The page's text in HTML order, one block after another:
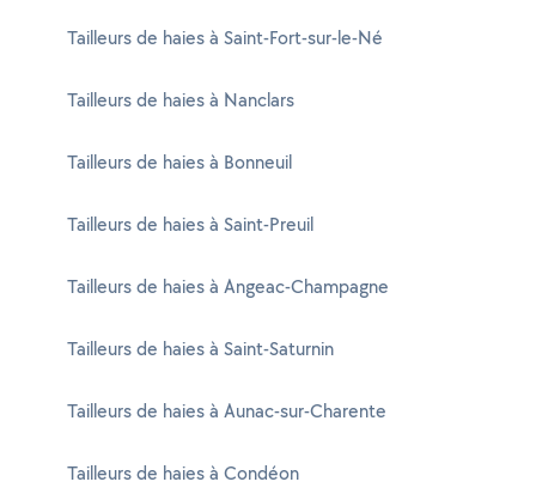
Tailleurs de haies à Saint-Fort-sur-le-Né
Tailleurs de haies à Nanclars
Tailleurs de haies à Bonneuil
Tailleurs de haies à Saint-Preuil
Tailleurs de haies à Angeac-Champagne
Tailleurs de haies à Saint-Saturnin
Tailleurs de haies à Aunac-sur-Charente
Tailleurs de haies à Condéon